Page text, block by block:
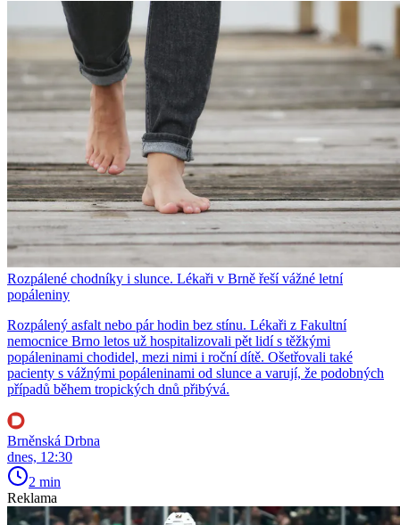
Rozpálené chodníky i slunce. Lékaři v Brně řeší vážné letní
popáleniny
Rozpálený asfalt nebo pár hodin bez stínu. Lékaři z Fakultní
nemocnice Brno letos už hospitalizovali pět lidí s těžkými
popáleninami chodidel, mezi nimi i roční dítě. Ošetřovali také
pacienty s vážnými popáleninami od slunce a varují, že podobných
případů během tropických dnů přibývá.
Brněnská Drbna
dnes, 12:30
2 min
Reklama